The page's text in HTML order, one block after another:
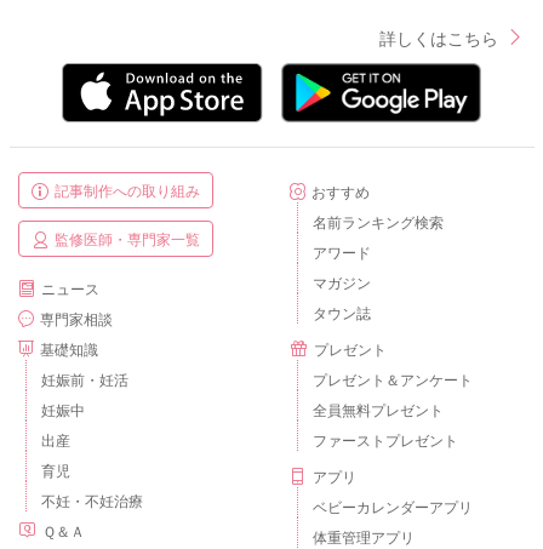
詳しくはこちら
記事制作への取り組み
監修医師・専門家一覧
ニュース
専門家相談
基礎知識
妊娠前・妊活
妊娠中
出産
育児
不妊・不妊治療
Ｑ＆Ａ
おすすめ
名前ランキング検索
アワード
マガジン
タウン誌
プレゼント
プレゼント＆アンケート
全員無料プレゼント
ファーストプレゼント
アプリ
ベビーカレンダーアプリ
体重管理アプリ